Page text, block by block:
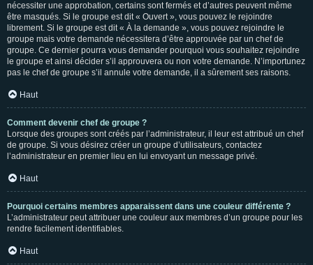
nécessiter une approbation, certains sont fermés et d’autres peuvent même
être masqués. Si le groupe est dit « Ouvert », vous pouvez le rejoindre
librement. Si le groupe est dit « À la demande », vous pouvez rejoindre le
groupe mais votre demande nécessitera d’être approuvée par un chef de
groupe. Ce dernier pourra vous demander pourquoi vous souhaitez rejoindre
le groupe et ainsi décider s’il approuvera ou non votre demande. N’importunez
pas le chef de groupe s’il annule votre demande, il a sûrement ses raisons.
Haut
Comment devenir chef de groupe ?
Lorsque des groupes sont créés par l’administrateur, il leur est attribué un chef
de groupe. Si vous désirez créer un groupe d’utilisateurs, contactez
l’administrateur en premier lieu en lui envoyant un message privé.
Haut
Pourquoi certains membres apparaissent dans une couleur différente ?
L’administrateur peut attribuer une couleur aux membres d’un groupe pour les
rendre facilement identifiables.
Haut